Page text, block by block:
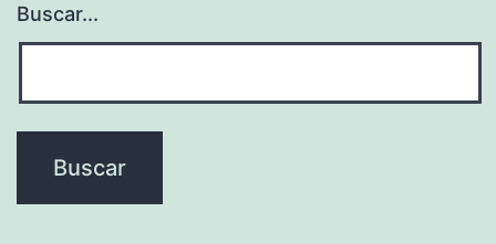
Buscar...